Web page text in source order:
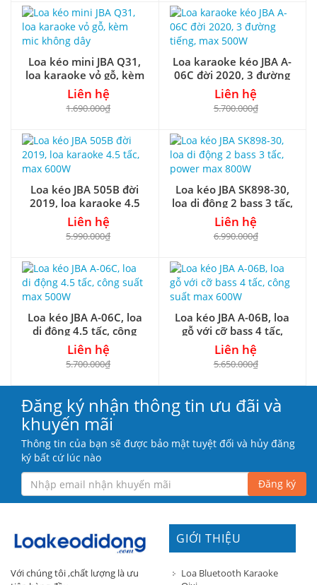
Loa kéo mini JBA Q31,
loa karaoke vỏ gỗ, kèm
mic không dây
Liên hệ
1.690.000₫
Loa karaoke kéo JBA A-
06C đời 2020, 3 đường
tiếng, max 500W
Liên hệ
5.700.000₫
Loa kéo JBA 505B đời
2019, loa karaoke 4.5
tấc, max 600W
Liên hệ
5.990.000₫
Loa kéo JBA SK898-30,
loa di động 2 bass 3 tấc,
power max 800W
Liên hệ
6.990.000₫
Loa kéo JBA A-06C, loa
di động 4.5 tấc, công
suất max 500W
Liên hệ
5.700.000₫
Loa kéo JBA A-06B, loa
gỗ với cỡ bass 4 tấc,
công suất max 600W
Liên hệ
5.650.000₫
Đăng ký nhận thông tin ưu đãi và
khuyến mãi
Thông tin của bạn sẽ được bảo mật tuyệt đối và hủy đăng
ký bất cứ lúc nào
Đăng ký
Với chúng tôi ,chất lượng là ưu
GIỚI THIỆU
Loa Bluetooth Karaoke